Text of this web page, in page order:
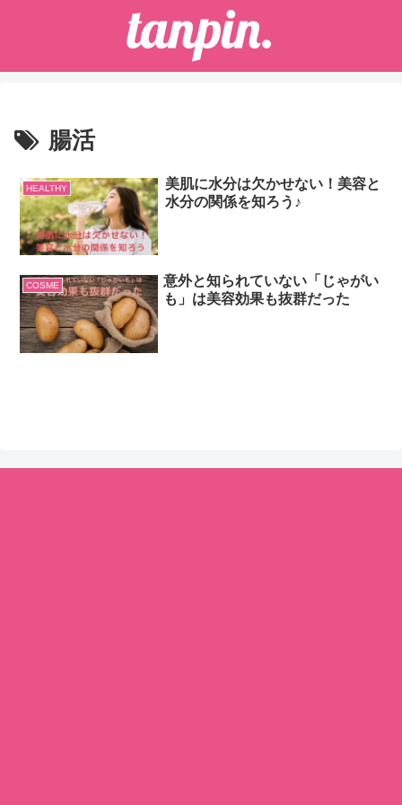
腸活
HEALTHY
美肌に水分は欠かせない！美容と
水分の関係を知ろう♪
COSME
意外と知られていない「じゃがい
も」は美容効果も抜群だった